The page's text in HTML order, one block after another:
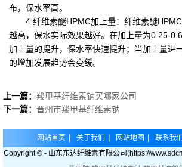
布，保水率高。
4.纤维素醚HPMC加上量：纤维素醚HPMC
越高，保水实际效果越好。在加上量为0.25-
加上量的提升，保水率快速提升；当加上量进
的增加发展趋势会变缓。
上一篇： 羧甲基纤维素钠买哪家公司
下一篇： 晋州市羧甲基纤维素钠
网站首页 | 关于我们 | 网站地图 | 联系我们
Copyright © - 山东东达纤维素有限公司(https://